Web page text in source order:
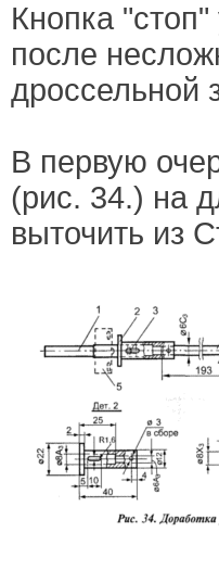
Кнопка
после
дроссельной
В первую
(рис. 34.) на
выточить из